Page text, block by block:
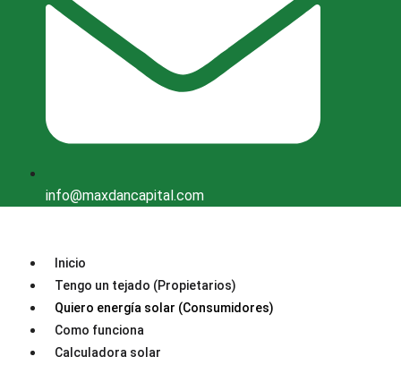
info@maxdancapital.com
Inicio
Tengo un tejado (Propietarios)
Quiero energía solar (Consumidores)
Como funciona
Calculadora solar